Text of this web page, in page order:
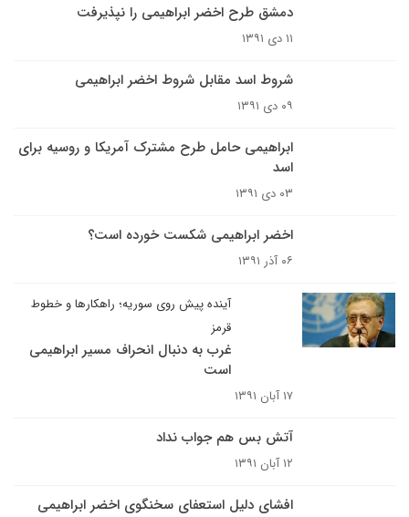
دمشق طرح اخضر ابراهیمی را نپذیرفت
۱۱ دی ۱۳۹۱
شروط اسد مقابل شروط اخضر ابراهیمی
۰۹ دی ۱۳۹۱
ابراهیمی حامل طرح مشترک آمریکا و روسیه برای
اسد
۰۳ دی ۱۳۹۱
اخضر ابراهیمی شکست خورده است؟
۰۶ آذر ۱۳۹۱
آینده پیش روی سوریه؛ راهکارها و خطوط
قرمز
غرب به دنبال انحراف مسیر ابراهیمی
است
۱۷ آبان ۱۳۹۱
آتش بس هم جواب نداد
۱۲ آبان ۱۳۹۱
افشای دلیل استعفای سخنگوی اخضر ابراهیمی